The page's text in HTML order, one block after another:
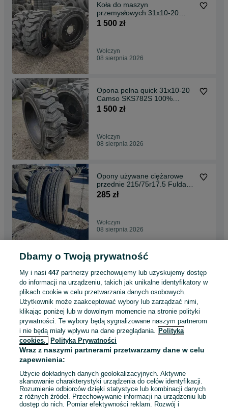
Koła do maszyn
przemysłowych 31x10-20
Camso SKS 782S WYSYŁKA
1 500 zł
Wołczyn
08 sierpnia 2026
Opona pełna quick 31x10-20
Camso SKS782S 100%
Bieżnika
1 500 zł
Wołczyn
08 sierpnia 2026
Opony używane ciężarowe
przednie 215/75r17.5 Fulda
Regiocontrol 9mm
285 zł
Wołczyn
08 sierpnia 2026
Opona używana ciężarowa
przednia 215/75r17.5 Fulda
Regiocontrol 12mm
410 zł
Wołczyn
08 sierpnia 2026
Opony używane ciężarowe
225/75r17.5 Michelin XDE2
Wołczyn
08 sierpnia 2026
Dbamy o Twoją prywatność
My i nasi447 partnerzy przechowujemy lub uzyskujemy dostęp
do informacji na urządzeniu, takich jak unikalne identyfikatory w
plikach cookie w celu przetwarzania danych osobowych.
Użytkownik może zaakceptować wybory lub zarządzać nimi,
klikając poniżej lub w dowolnym momencie na stronie polityki
prywatności. Te wybory będą sygnalizowane naszym partnerom
i nie będą miały wpływu na dane przeglądania. Polityka
cookies,
Polityka Prywatności
Wraz z naszymi partnerami przetwarzamy dane w celu
zapewnienia:
Użycie dokładnych danych geolokalizacyjnych. Aktywne
skanowanie charakterystyki urządzenia do celów identyfikacji.
Rozumienie odbiorców dzięki statystyce lub kombinacji danych
z różnych źródeł. Przechowywanie informacji na urządzeniu lub
dostęp do nich. Pomiar efektywności reklam. Rozwój i